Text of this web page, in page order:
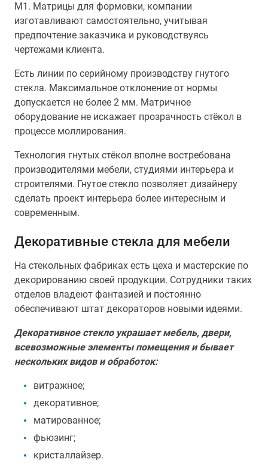
М1. Матрицы для формовки, компании
изготавливают самостоятельно, учитывая
предпочтение заказчика и руководствуясь
чертежами клиента.
Есть линии по серийному производству гнутого
стекла. Максимальное отклонение от нормы
допускается не более 2 мм. Матричное
оборудование не искажает прозрачность стёкол в
процессе моллирования.
Технология гнутых стёкол вполне востребована
производителями мебели, студиями интерьера и
строителями. Гнутое стекло позволяет дизайнеру
сделать проект интерьера более интересным и
современным.
Декоративные стекла для мебели
На стекольных фабриках есть цеха и мастерские по
декорированию своей продукции. Сотрудники таких
отделов владеют фантазией и постоянно
обеспечивают штат декораторов новыми идеями.
Декоративное стекло украшает мебель, двери,
всевозможные элементы помещения и бывает
нескольких видов и обработок:
витражное;
декоративное;
матированное;
фьюзинг;
кристаллайзер.